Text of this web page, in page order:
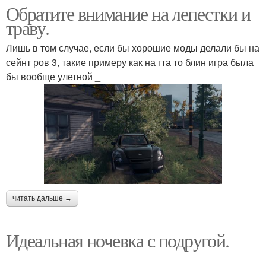
Обратите внимание на лепестки и
траву.
Лишь в том случае, если бы хорошие моды делали бы на
сейнт ров 3, такие примеру как на гта то блин игра была
бы вообще улетной _
читать дальше →
Идеальная ночевка с подругой.